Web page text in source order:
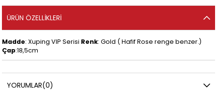
ÜRÜN ÖZELLIKLERI
Madde: Xuping VIP Serisi Renk: Gold ( Hafif Rose renge benzer.)
Çap:18,5cm
YORUMLAR(0)